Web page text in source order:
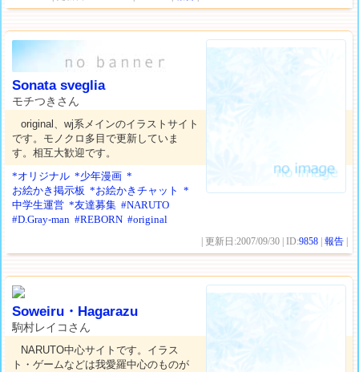
Sonata sveglia
モチつきさん
original、wj系メインのイラストサイト
です。モノクロ多目で更新していま
す。相互大歓迎です。
*オリジナル *少年漫画 *
お絵かき掲示板 *お絵かきチャット
*
中学生運営 *友達募集 #NARUTO
#D.Gray-man #REBORN #original
| 更新日:2007/09/30 | ID:9858 |報告
Soweiru・Hagarazu
駒村レイコさん
NARUTO中心サイトです。イラス
ト・ゲームなどは我愛羅中心のものが